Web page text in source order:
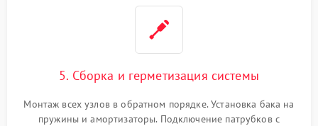
5. Сборка и герметизация системы
Монтаж всех узлов в обратном порядке. Установка бака на
пружины и амортизаторы. Подключение патрубков с